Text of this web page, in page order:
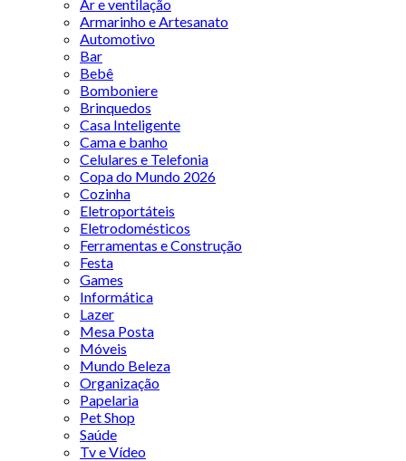
Ar e ventilação
Armarinho e Artesanato
Automotivo
Bar
Bebê
Bomboniere
Brinquedos
Casa Inteligente
Cama e banho
Celulares e Telefonia
Copa do Mundo 2026
Cozinha
Eletroportáteis
Eletrodomésticos
Ferramentas e Construção
Festa
Games
Informática
Lazer
Mesa Posta
Móveis
Mundo Beleza
Organização
Papelaria
Pet Shop
Saúde
Tv e Vídeo